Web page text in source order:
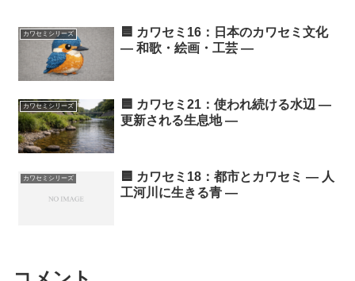
カワセミシリーズ
🟦 カワセミ16：日本のカワセミ文化
― 和歌・絵画・工芸 ―
カワセミシリーズ
🟦 カワセミ21：使われ続ける水辺 ―
更新される生息地 ―
カワセミシリーズ
🟦 カワセミ18：都市とカワセミ ― 人
工河川に生きる青 ―